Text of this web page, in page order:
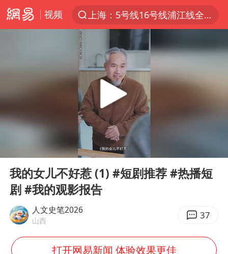
视频
上海：5号线16号线浦江线全线停运
美媒：美国爱国者导弹库存不足1700枚
上海有出现龙卷潜势
白海豚逼近浙闽沿海
上门女婿出轨女邻居多年被判重婚罪
王艺迪无缘横滨赛决赛
Play
我的女儿不好惹 (1) #短剧推荐 #热播短
剧 #我的观影报告
人文史笔2026
山西 37
打开网易新闻 体验效果更佳